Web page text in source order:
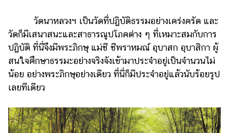
วัดนาหลวงฯ เป็นวัดที่ปฏิบัติธรรมอย่างเคร่งครัด และ
วัดก็มีเสนาสนะและสาธารณูปโภคต่าง ๆ ที่เหมาะสมกับการ
ปฏิบัติ ที่นี่จึงมีพระภิกษุ แม่ชี ชีพราหมณ์ อุบาสก อุบาสิกา ผู้
สนใจศึกษาธรรมะอย่างจริงจังเข้ามาประจำอยู่เป็นจำนวนไม่
น้อย อย่างพระภิกษุอย่างเดียว ที่นี่ก็มีประจำอยู่แล้วนับร้อยรูป
เลยทีเดียว